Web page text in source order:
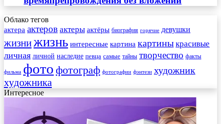
Облако тегов
актера актеров актеры актёры биография горячие девушки
жизнижизнь интересные картина картины красивые
личная личной наследие певца самые тайны творчество факты
фильма фото фотограф фотографии фэнтези художник
художника
Интересное